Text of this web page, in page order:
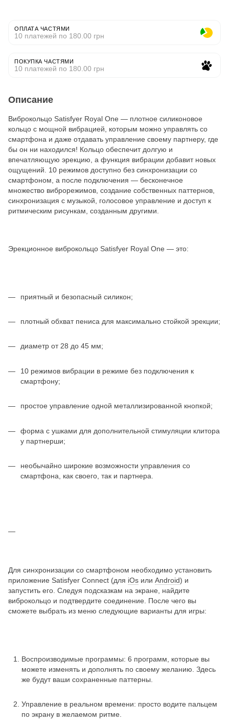
ОПЛАТА ЧАСТЯМИ
10 платежей по 180.00 грн
ПОКУПКА ЧАСТЯМИ
10 платежей по 180.00 грн
Описание
Виброкольцо Satisfyer Royal One — плотное силиконовое
кольцо с мощной вибрацией, которым можно управлять со
смартфона и даже отдавать управление своему партнеру, где
бы он ни находился! Кольцо обеспечит долгую и
впечатляющую эрекцию, а функция вибрации добавит новых
ощущений. 10 режимов доступно без синхронизации со
смартфоном, а после подключения — бесконечное
множество виброрежимов, создание собственных паттернов,
синхронизация с музыкой, голосовое управление и доступ к
ритмическим рисункам, созданным другими.
Эрекционное виброкольцо Satisfyer Royal One — это:
приятный и безопасный силикон;
плотный обхват пениса для максимально стойкой эрекции;
диаметр от 28 до 45 мм;
10 режимов вибрации в режиме без подключения к
смартфону;
простое управление одной металлизированной кнопкой;
форма с ушками для дополнительной стимуляции клитора
у партнерши;
необычайно широкие возможности управления со
смартфона, как своего, так и партнера.
Для синхронизации со смартфоном необходимо установить
приложение Satisfyer Connect (для iOs или Android) и
запустить его. Следуя подсказкам на экране, найдите
виброкольцо и подтвердите соединение. После чего вы
сможете выбрать из меню следующие варианты для игры:
Воспроизводимые программы: 6 программ, которые вы
можете изменять и дополнять по своему желанию. Здесь
же будут ваши сохраненные паттерны.
Управление в реальном времени: просто водите пальцем
по экрану в желаемом ритме.